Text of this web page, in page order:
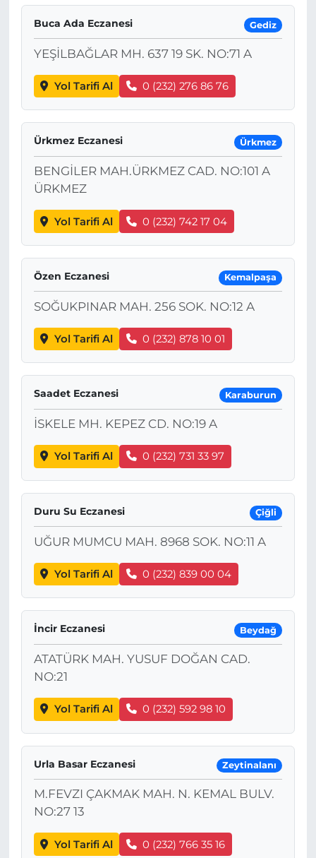
Buca Ada Eczanesi Gediz
YEŞİLBAĞLAR MH. 637 19 SK. NO:71 A
Yol Tarifi Al 0 (232) 276 86 76
Ürkmez Eczanesi Ürkmez
BENGİLER MAH.ÜRKMEZ CAD. NO:101 A
ÜRKMEZ
Yol Tarifi Al 0 (232) 742 17 04
Özen Eczanesi Kemalpaşa
SOĞUKPINAR MAH. 256 SOK. NO:12 A
Yol Tarifi Al 0 (232) 878 10 01
Saadet Eczanesi Karaburun
İSKELE MH. KEPEZ CD. NO:19 A
Yol Tarifi Al 0 (232) 731 33 97
Duru Su Eczanesi Çiğli
UĞUR MUMCU MAH. 8968 SOK. NO:11 A
Yol Tarifi Al 0 (232) 839 00 04
İncir Eczanesi Beydağ
ATATÜRK MAH. YUSUF DOĞAN CAD.
NO:21
Yol Tarifi Al 0 (232) 592 98 10
Urla Basar Eczanesi Zeytinalanı
M.FEVZI ÇAKMAK MAH. N. KEMAL BULV.
NO:27 13
Yol Tarifi Al 0 (232) 766 35 16